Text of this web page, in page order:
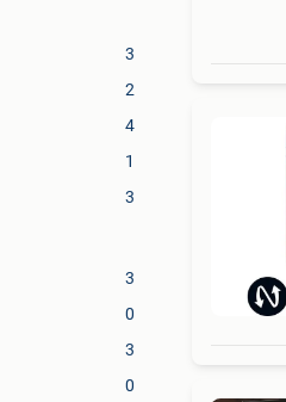
3
2
4
1
3
3
0
3
0